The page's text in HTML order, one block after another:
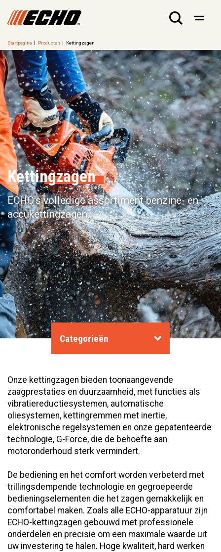
Startpagina Producten Kettingzagen
Kettingzagen
ECHO's volledige assortiment benzine- en
accukettingzagen.
Categorieën
Onze kettingzagen bieden toonaangevende
zaagprestaties en duurzaamheid, met functies als
vibratiereductiesystemen, automatische
oliesystemen, kettingremmen met inertie,
elektronische regelsystemen en onze gepatenteerde
technologie, G-Force, die de behoefte aan
motoronderhoud sterk vermindert.
De bediening en het comfort worden verbeterd met
trillingsdempende technologie en gegroepeerde
bedieningselementen die het zagen gemakkelijk en
comfortabel maken. Zoals alle ECHO-apparatuur zijn
ECHO-kettingzagen gebouwd met professionele
onderdelen en precisie om een maximale waarde uit
uw investering te halen. Hoge kwaliteit, hard werken